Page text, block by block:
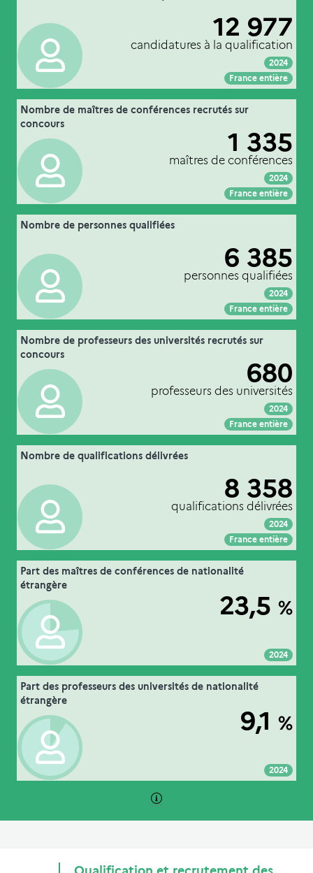
12 977
candidatures à la qualification
2024
France entière
Voir :
Source :
MEN-MESRE-DGRH
Nombre de maîtres de conférences recrutés sur
concours
1 335
maîtres de conférences
2024
France entière
Voir :
Extrait de la fiche "
05. qualification et recrutement des
Source :
MEN-MESRE-DGRH
Nombre de personnes qualifiées
6 385
personnes qualifiées
2024
France entière
Voir :
05. qualification et recrutement des
Source :
MEN-MESRE-DGRH
Nombre de professeurs des universités recrutés sur
concours
680
professeurs des universités
2024
France entière
Voir :
Extrait de la fiche "
05. qualification et recrutement des
Source :
MEN-MESRE-DGRH
Nombre de qualifications délivrées
8 358
qualifications délivrées
2024
France entière
Voir :
05. qualification et recrutement des
Source :
MEN-MESRE-DGRH
Part des maîtres de conférences de nationalité
étrangère
23,5 %
2024
Extrait de la fiche "
05. qualification et recrutement des
Source :
MEN-MESRE-DGRH
Part des professeurs des universités de nationalité
étrangère
9,1 %
2024
Extrait de la fiche "
05. qualification et recrutement des
Source :
MEN-MESRE-DGRH